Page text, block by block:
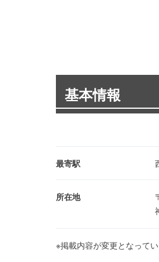
基本情報
最寄駅
所在地
※掲載内容が変更となって